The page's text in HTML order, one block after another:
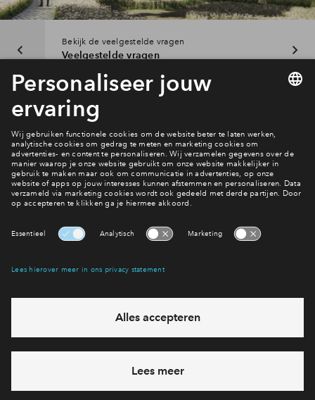
Bekijk de veelgestelde vragen
Veelgestelde vragen
Interesse? Meld je dan snel aan
Hiermee blijf je op de hoogte van het belangrijkste nieuws en
eventuele projecten
Ja, ik wil mij aanmelden
Heb je een vraag en wil je direct antwoord? Bel ons op
feestdagen)
vandaag gesloten, maandag zijn we vanaf
via telefoon